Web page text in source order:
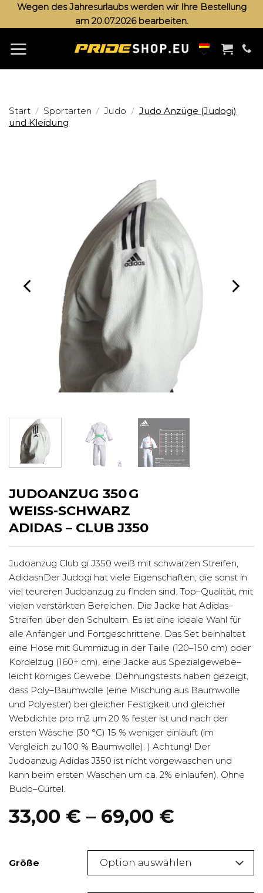
ZumWegen des Jahresurlaubs werden wir Ihre Bestellung
am 20.07.2026 bearbeiten.
Start / Sportarten / Judo / Judo Anzüge (Judogi)
und Kleidung
JUDOANZUG 350 G
WEISS-SCHWARZ A
DIDAS – CLUB J350
Judoanzug Club gi J350 weiß mit schwarzen Streifen,
AdidasnDer Judogi hat viele Eigenschaften, die sonst in
viel teureren Judoanzug zu finden sind. Top–Qualität, mit
vielen verstärkten Bereichen. Die Jacke hat Adidas–
Streifen über den Schultern. Es ist eine ideale Wahl für
alle Anfänger und Fortgeschrittene. Das Set beinhaltet
eine Hose mit Gummizug in der Taille (120–150 cm) oder
Kordelzug (160+ cm), eine Jacke aus Spezialgewebe–
leicht körniges Gewebe. Dehnungstests haben gezeigt,
dass Poly–Baumwolle (eine Mischung aus Baumwolle
und Polyester) bei gleicher Festigkeit und gleicher
Webdichte pro m2 um 20 % fester ist und nach der
ersten Wäsche (30 °C) 15 % weniger einläuft (im
Vergleich zu 100 % Baumwolle). ) Achtung! Der
Judoanzug Adidas J350 ist nicht vorgewaschen und
kann beim ersten Waschen um ca. 2% einlaufen). Ohne
Budo–Gürtel.
33,00 € – 69,00 €
bis
69,00 €
Größe